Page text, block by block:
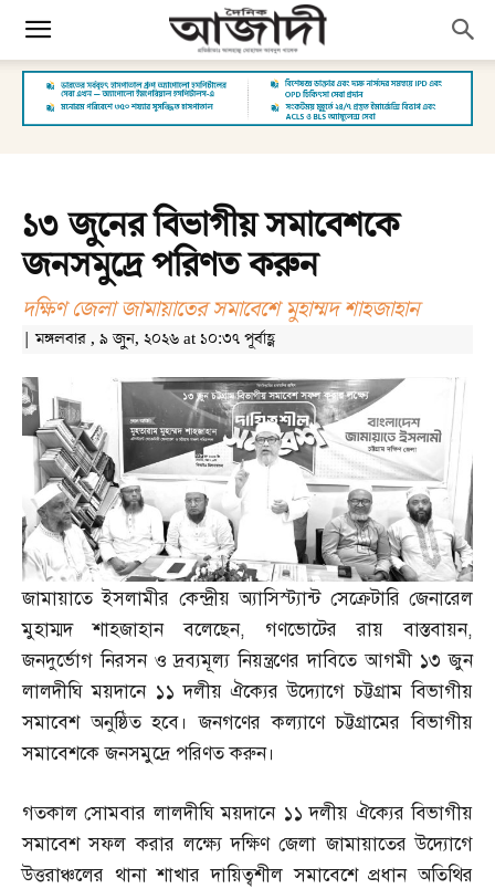
১৩ জুনের বিভাগীয় সমাবেশকে
জনসমুদ্রে পরিণত করুন
দক্ষিণ জেলা জামায়াতের সমাবেশে মুহাম্মদ শাহজাহান
| মঙ্গলবার , ৯ জুন, ২০২৬ at ১০:৩৭ পূর্বাহ্ণ
জামায়াতে ইসলামীর কেন্দ্রীয় অ্যাসিস্ট্যান্ট সেক্রেটারি জেনারেল
মুহাম্মদ শাহজাহান বলেছেন, গণভোটের রায় বাস্তবায়ন,
জনদুর্ভোগ নিরসন ও দ্রব্যমূল্য নিয়ন্ত্রণের দাবিতে আগমী ১৩ জুন
লালদীঘি ময়দানে ১১ দলীয় ঐক্যের উদ্যোগে চট্টগ্রাম বিভাগীয়
সমাবেশ অনুষ্ঠিত হবে। জনগণের কল্যাণে চট্টগ্রামের বিভাগীয়
সমাবেশকে জনসমুদ্রে পরিণত করুন।
গতকাল সোমবার লালদীঘি ময়দানে ১১ দলীয় ঐক্যের বিভাগীয়
সমাবেশ সফল করার লক্ষ্যে দক্ষিণ জেলা জামায়াতের উদ্যোগে
উত্তরাঞ্চলের থানা শাখার দায়িত্বশীল সমাবেশে প্রধান অতিথির